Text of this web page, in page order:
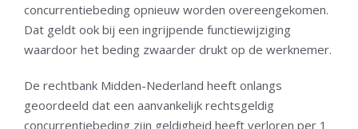
concurrentiebeding opnieuw worden overeengekomen.
Dat geldt ook bij een ingrijpende functiewijziging
waardoor het beding zwaarder drukt op de werknemer.
De rechtbank Midden-Nederland heeft onlangs
geoordeeld dat een aanvankelijk rechtsgeldig
concurrentiebeding zijn geldigheid heeft verloren per 1